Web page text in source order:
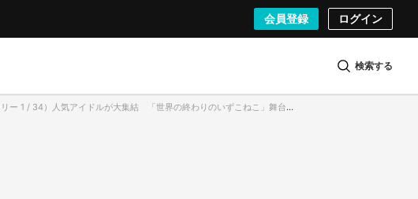
会員登録 ログイン
検索する
ー 1 / 34）人気アイドルが大集結 「世界の終わりのいずこねこ」舞台裏潜入レポート